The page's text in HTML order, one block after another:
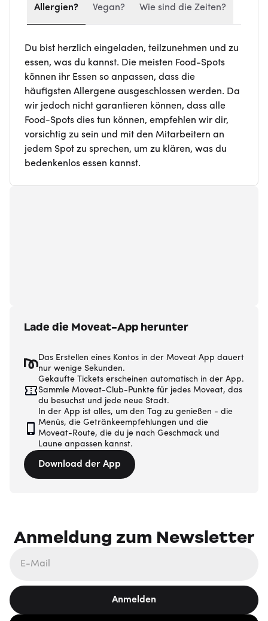
Allergien? Vegan? Wie sind die Zeiten?
Du bist herzlich eingeladen, teilzunehmen und zu
essen, was du kannst. Die meisten Food-Spots
können ihr Essen so anpassen, dass die
häufigsten Allergene ausgeschlossen werden. Da
wir jedoch nicht garantieren können, dass alle
Food-Spots dies tun können, empfehlen wir dir,
vorsichtig zu sein und mit den Mitarbeitern an
jedem Spot zu sprechen, um zu klären, was du
bedenkenlos essen kannst.
Lade die Moveat-App herunter
Das Erstellen eines Kontos in der Moveat App dauert
nur wenige Sekunden.
Gekaufte Tickets erscheinen automatisch in der App.
Sammle Moveat-Club-Punkte für jedes Moveat, das
du besuchst und jede neue Stadt.
In der App ist alles, um den Tag zu genießen - die
Menüs, die Getränkeempfehlungen und die
Moveat-Route, die du je nach Geschmack und
Laune anpassen kannst.
Download der App
Anmeldung zum Newsletter
Anmelden